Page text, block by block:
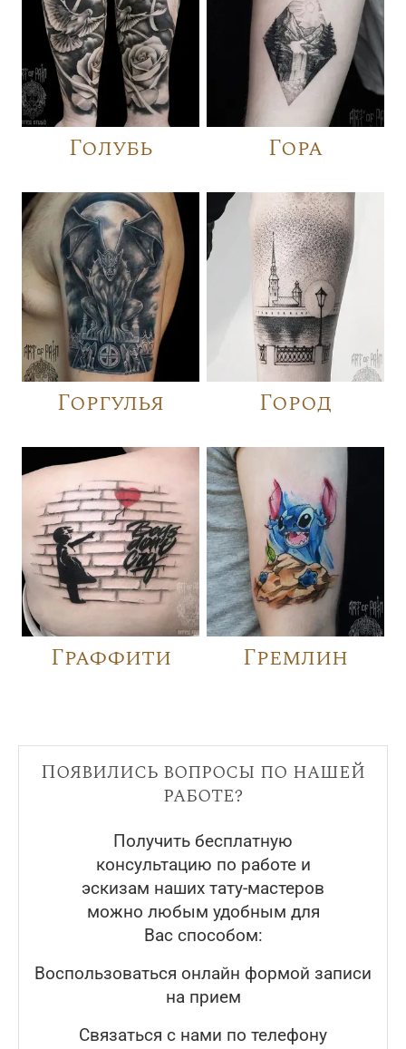
Голубь Гора
Горгулья Город
Граффити Гремлин
Появились вопросы по нашей
работе?
Получить бесплатную
консультацию по работе и
эскизам наших тату-мастеров
можно любым удобным для
Вас способом:
Воспользоваться онлайн формой записи
на прием
Связаться с нами по телефону